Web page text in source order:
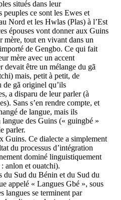
situés dans leur
ce sont les Ewes et
Nord et les Hwlas (Plas) à l’Est
épouses vont donner aux Guins
mère, tout en vivant dans un
de Gengbo. Ce qui fait
mère avec un accent
devait être un mélange du gã
mais, petit à petit, de
de gã originel qu’ils
a disparu de leur parler (à
Sans s’en rendre compte, et
de langue, mais ils
des Guins (« guingbé »
parler.
Guins. Ce dialecte a simplement
du processus d’intégration
dominé linguistiquement
anlon et ouatchi).
du Sud du Bénin et du Sud du
appelé « Langues Gbé », sous
langues se terminent par